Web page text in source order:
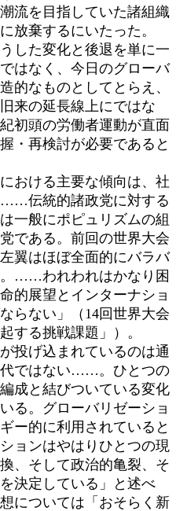
流を目指していた諸組織
放棄するにいたった。
した変化と後退を単に一
はなく、今日のグローバ
的なものとしてとらえ、
来の延長線上にではな
初頭の労働者運動が直面
・再検討が必要であると
おける主要な傾向は、社
伝統的諸政党に対する
一般にポピュリズムの組
である。前回の世界大会
翼はほぼ全面的にバラバ
……われわれはかなり困
的展望とインターナショ
らない」（14回世界大会
する挑戦課題」）。
投げ込まれているのは通
代ではない……。ひとつの
成と結びついている変化
る。グローバリゼーショ
ー的に利用されていると
ョンはやはりひとつの現
、そして政治的亀裂、そ
決定している」と述べ
については「おそらく新